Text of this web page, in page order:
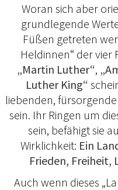
Woran sich aber
grund­legende
Füßen getreten
Heldinnen“ der vier
„Martin Luther“,
Luther King“
liebenden,
sein. Ihr Ringen um
sein, befä­higt sie
Wirklichkeit: Ein
Frieden, Freiheit,
Auch wenn dieses